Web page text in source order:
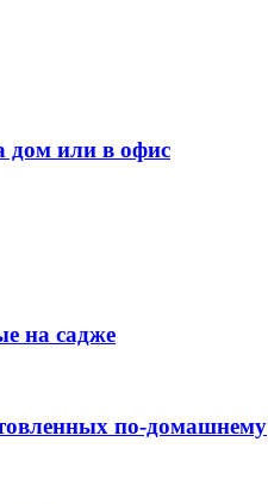
дом или в офис
на садже
по-домашнему